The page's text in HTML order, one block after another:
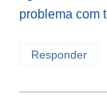
problema com
Responder